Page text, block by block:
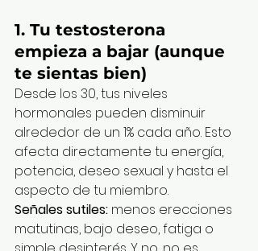
1. Tu testosterona
empieza a bajar (aunque
te sientas bien)
Desde los 30, tus niveles
hormonales pueden disminuir
alrededor de un 1% cada año. Esto
afecta directamente tu energía,
potencia, deseo sexual y hasta el
aspecto de tu miembro.
Señales sutiles: menos erecciones
matutinas, bajo deseo, fatiga o